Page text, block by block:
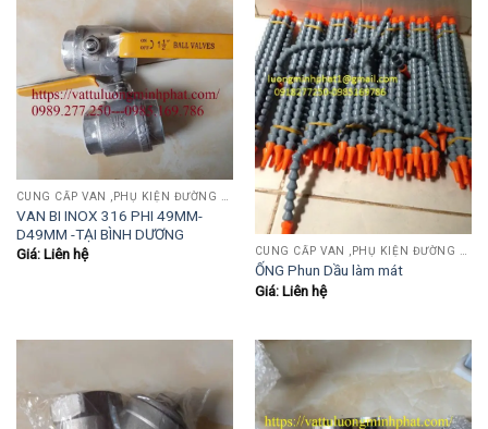
CUNG CẤP VAN ,PHỤ KIỆN ĐƯỜNG ỐNG INOX,THÉP.....
VAN BI INOX 316 PHI 49MM-
D49MM -TẠI BÌNH DƯƠNG
Giá: Liên hệ
ỐNG Phun Dầu làm mát
Giá: Liên hệ